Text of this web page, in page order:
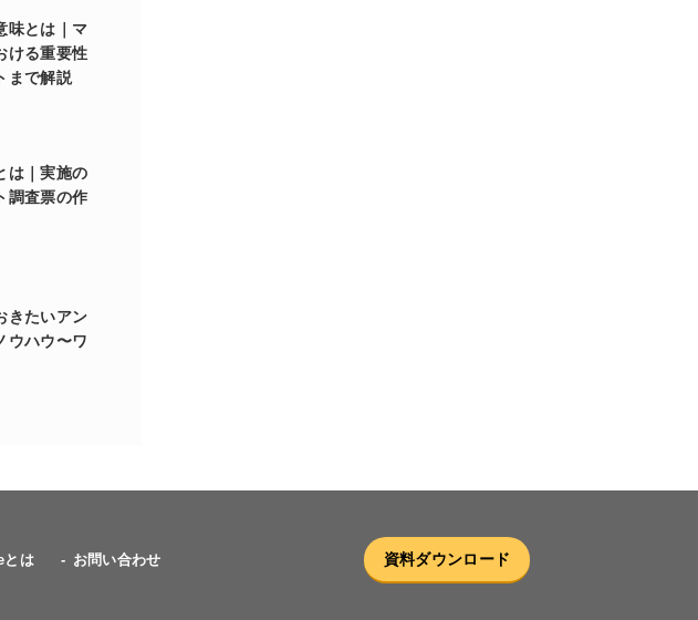
味とは｜マ
ける重要性
まで解説
は｜実施の
調査票の作
きたいアン
ウハウ〜ワ
は お問い合わせ 資料ダウンロード